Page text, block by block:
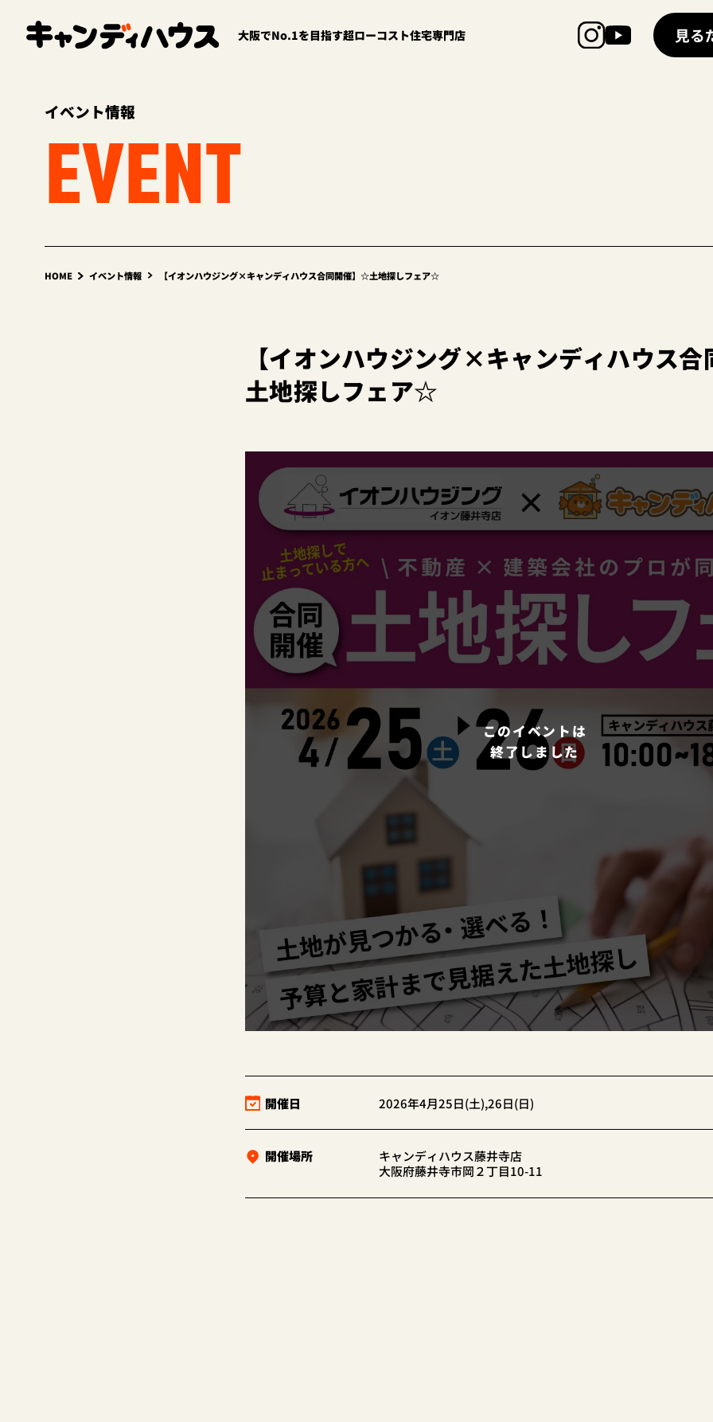
大阪でNo.1を目指す超ローコスト住宅専門店 見る
イベント情報
EVENT
HOME イベント情報 【イオンハウジング×キャンディハウス合同開催】☆土地探しフェア☆
【イオンハウジング×キャンディハウス
土地探しフェア☆
このイベントは
終了しました
開催日 2026年4月25日(土),26日(日)
開催場所
キャンディハウス藤井寺店
大阪府藤井寺市岡２丁目10-11